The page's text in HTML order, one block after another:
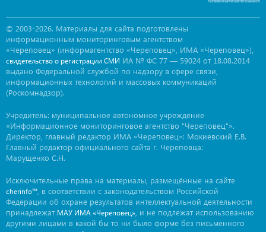
© 2003-2026. Материалы для сайта подготовлены
информационным мониторинговым агентством
«Череповец» (информагентство «Череповец», ИМА «Череповец»),
свидетельство о регистрации СМИ ИА № ФС 77 — 59024 от 18.08.2014
выдано Федеральной службой по надзору в сфере связи,
информационных технологий и массовых коммуникаций
(Роскомнадзор).
Учредитель: муниципальное автономное учреждение
«Информационное мониторинговое агентство "Череповец"».
Директор, главный редактор ИМА «Череповец»: Мокиевский Е.В.
Главный редактор официального сайта г. Череповца:
Марущенко С.Н.
Исключительные права на материалы, размещённые на сайте
cherinfo™ , в соответствии с законодательством Российской
Федерации об охране результатов интеллектуальной деятельности
принадлежат МАУ ИМА «Череповец» , и не подлежат использованию
другими лицами в какой бы то ни было форме без письменного